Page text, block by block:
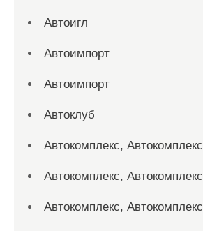
Автоигл
Автоимпорт
Автоимпорт
Автоклуб
Автокомплекс, Автокомплекс
Автокомплекс, Автокомплекс
Автокомплекс, Автокомплекс